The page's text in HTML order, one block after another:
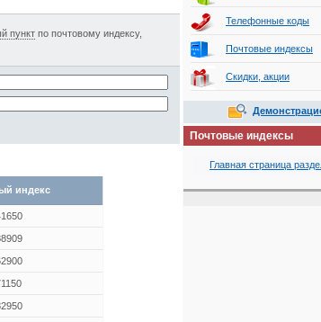
пункт по почтовому индексу,
индекс
Телефонные коды
Почтовые индексы
Скидки, акции
Почтовые индексы
Главная страница